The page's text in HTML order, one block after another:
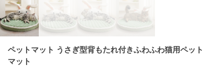
ペットマット うさぎ型背もたれ付きふわふわ猫用ペット
マット